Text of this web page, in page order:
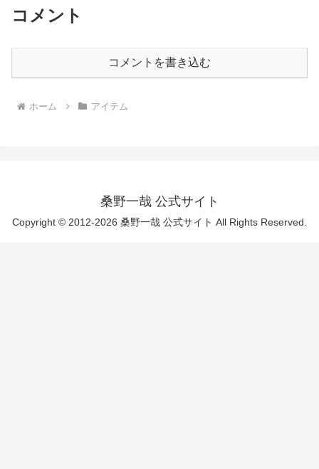
コメント
コメントを書き込む
ホーム アイテム
桑野一哉 公式サイト
Copyright © 2012-2026 桑野一哉 公式サイト All Rights Reserved.